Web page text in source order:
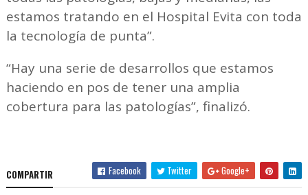
estamos tratando en el Hospital Evita con toda
la tecnología de punta”.
“Hay una serie de desarrollos que estamos
haciendo en pos de tener una amplia
cobertura para las patologías”, finalizó.
COMPARTIR Facebook Twitter Google+